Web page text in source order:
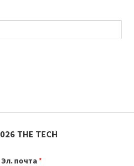
THE TECH
Эл. почта *